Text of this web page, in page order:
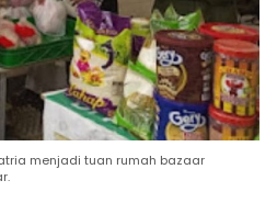
menjadi tuan rumah bazaar